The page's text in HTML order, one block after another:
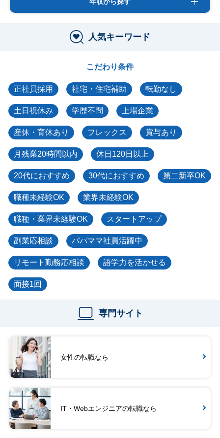
人気キーワード
こだわり条件
正社員採用 社宅・住宅補助 転勤なし
土日祝休み 学歴不問 上場企業
産休・育休あり フレックス 賞与あり
月残業20時間以内 休日120日以上
20代におすすめ 30代におすすめ 第二新卒OK
職種未経験OK 業界未経験OK
職種・業界未経験OK スタートアップ
副業応相談 パパママ社員活躍中
リモート勤務応相談 語学力を活かせる
面接1回
専門サイト
女性の転職なら
IT・Webエンジニアの転職なら